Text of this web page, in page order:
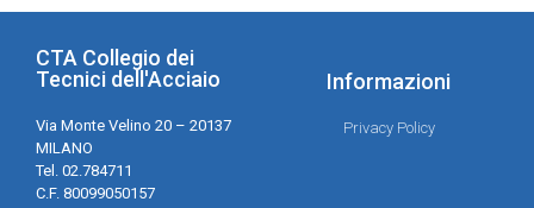
CTA Collegio dei
Tecnici dell'Acciaio
Via Monte Velino 20 – 20137
MILANO
Tel. 02.784711
C.F. 80099050157
Informazioni
Privacy Policy